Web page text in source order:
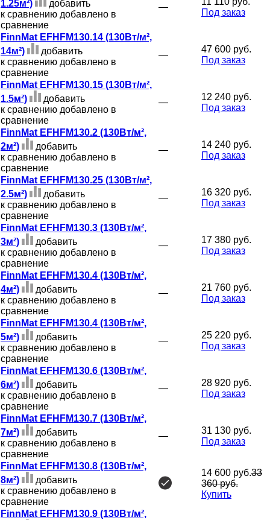
1.25м²)
добавить
к сравнению добавлено в
сравнение
—
Под заказ
FinnMat EFHFM130.14 (130Вт/м²,
14м²)
добавить
к сравнению добавлено в
сравнение
—
47 600 руб.
Под заказ
FinnMat EFHFM130.15 (130Вт/м²,
1.5м²)
добавить
к сравнению добавлено в
сравнение
—
12 240 руб.
Под заказ
FinnMat EFHFM130.2 (130Вт/м²,
2м²)
добавить
к сравнению добавлено в
сравнение
—
14 240 руб.
Под заказ
FinnMat EFHFM130.25 (130Вт/м²,
2.5м²)
добавить
к сравнению добавлено в
сравнение
—
16 320 руб.
Под заказ
FinnMat EFHFM130.3 (130Вт/м²,
3м²)
добавить
к сравнению добавлено в
сравнение
—
17 380 руб.
Под заказ
FinnMat EFHFM130.4 (130Вт/м²,
4м²)
добавить
к сравнению добавлено в
сравнение
—
21 760 руб.
Под заказ
FinnMat EFHFM130.4 (130Вт/м²,
5м²)
добавить
к сравнению добавлено в
сравнение
—
25 220 руб.
Под заказ
FinnMat EFHFM130.6 (130Вт/м²,
6м²)
добавить
к сравнению добавлено в
сравнение
—
28 920 руб.
Под заказ
FinnMat EFHFM130.7 (130Вт/м²,
7м²)
добавить
к сравнению добавлено в
сравнение
—
31 130 руб.
Под заказ
FinnMat EFHFM130.8 (130Вт/м²,
8м²)
добавить
к сравнению добавлено в
сравнение
14 600 руб.33
360 руб.
Купить
FinnMat EFHFM130.9 (130Вт/м²,